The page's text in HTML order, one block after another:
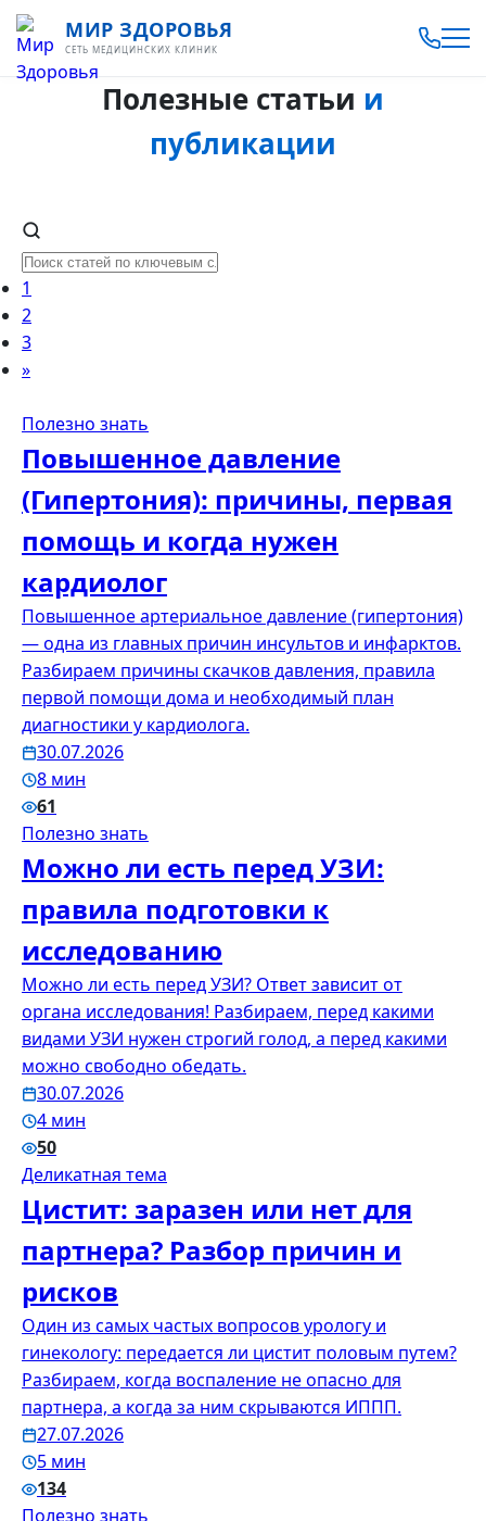
МИР ЗДОРОВЬЯ
СЕТЬ МЕДИЦИНСКИХ КЛИНИК
Полезные статьи и
публикации
1
2
3
»
Полезно знать
Повышенное давление
(Гипертония): причины, первая
помощь и когда нужен
кардиолог
Повышенное артериальное давление (гипертония)
— одна из главных причин инсультов и инфарктов.
Разбираем причины скачков давления, правила
первой помощи дома и необходимый план
диагностики у кардиолога.
30.07.2026
8 мин
61
Полезно знать
Можно ли есть перед УЗИ:
правила подготовки к
исследованию
Можно ли есть перед УЗИ? Ответ зависит от
органа исследования! Разбираем, перед какими
видами УЗИ нужен строгий голод, а перед какими
можно свободно обедать.
30.07.2026
4 мин
50
Деликатная тема
Цистит: заразен или нет для
партнера? Разбор причин и
рисков
Один из самых частых вопросов урологу и
гинекологу: передается ли цистит половым путем?
Разбираем, когда воспаление не опасно для
партнера, а когда за ним скрываются ИППП.
27.07.2026
5 мин
134
Полезно знать